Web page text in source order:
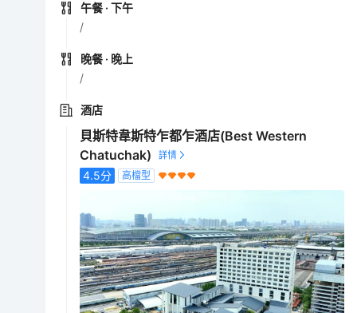
午餐 · 下午
/
晚餐 · 晚上
/
酒店
貝斯特韋斯特乍都乍酒店(Best Western
Chatuchak)
4.5分 高檔型